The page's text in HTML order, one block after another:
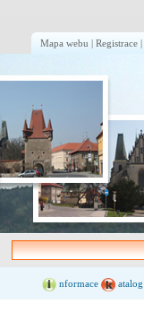
Mapa webu | Registrace |
nformace atalog